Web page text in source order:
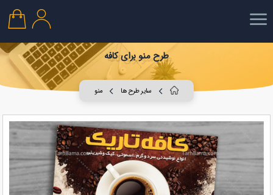
طرح منو برای کافه
سایر طرح ها منو